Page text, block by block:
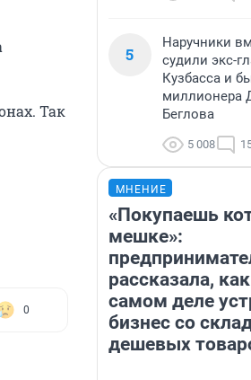
Так
0
5
Наручники
судили экс-
Кузбасса и
миллионера
Беглова
5 008
МНЕНИЕ
«Покупаешь
мешке»:
рассказала,
самом деле
бизнес со
дешевых